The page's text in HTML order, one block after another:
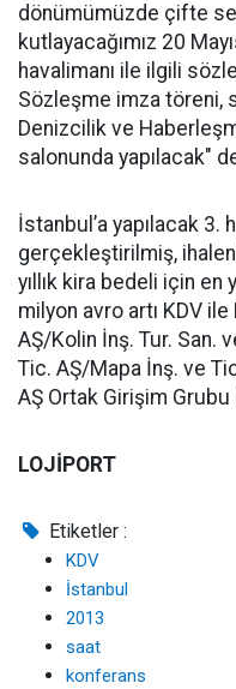
dönümümüzde çifte
kutlayacağımız 20
havalimanı ile ilgili
Sözleşme imza töreni,
Denizcilik ve
salonunda yapılacak"
İstanbul’a yapılacak 3.
gerçekleştirilmiş,
yıllık kira bedeli için
milyon avro artı KDV
AŞ/Kolin İnş. Tur. San.
Tic. AŞ/Mapa İnş. ve
AŞ Ortak Girişim
LOJİPORT
Etiketler :
KDV
İstanbul
2013
saat
konferans